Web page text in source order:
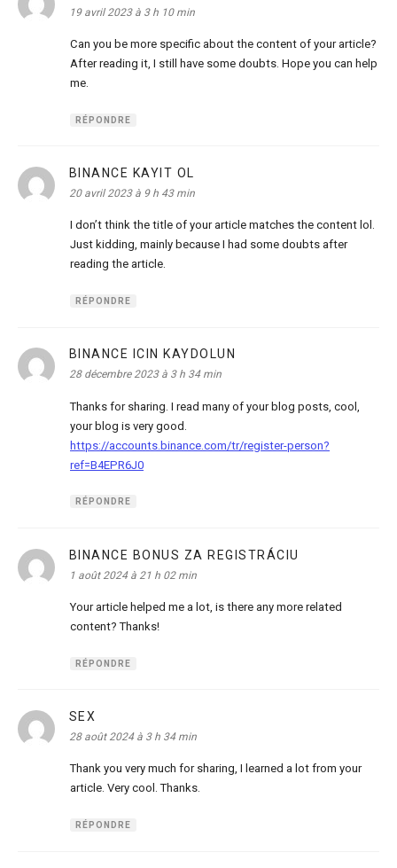
19 avril 2023 à 3 h 10 min
Can you be more specific about the content of your article?
After reading it, I still have some doubts. Hope you can help
me.
RÉPONDRE
BINANCE KAYIT OL
20 avril 2023 à 9 h 43 min
I don’t think the title of your article matches the content lol.
Just kidding, mainly because I had some doubts after
reading the article.
RÉPONDRE
BINANCE ICIN KAYDOLUN
28 décembre 2023 à 3 h 34 min
Thanks for sharing. I read many of your blog posts, cool,
your blog is very good.
https://accounts.binance.com/tr/register-person?
ref=B4EPR6J0
RÉPONDRE
BINANCE BONUS ZA REGISTRÁCIU
1 août 2024 à 21 h 02 min
Your article helped me a lot, is there any more related
content? Thanks!
RÉPONDRE
SEX
28 août 2024 à 3 h 34 min
Thank you very much for sharing, I learned a lot from your
article. Very cool. Thanks.
RÉPONDRE